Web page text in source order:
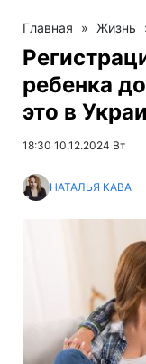
Главная » Жизнь
ребенка
это в
18:30 10.12.2024 Вт
НАТАЛЬЯ КАВА